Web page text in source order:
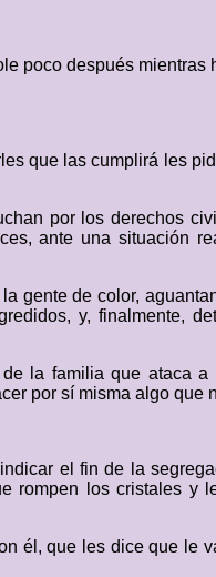
poco después
que las cumplirá les
por los derechos
ante una situación
gente de color,
y, finalmente,
la familia que ataca
por sí misma algo que
el fin de la
rompen los cristales y
él, que les dice que le